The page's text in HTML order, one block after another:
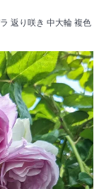
返り咲き 中大輪 複色